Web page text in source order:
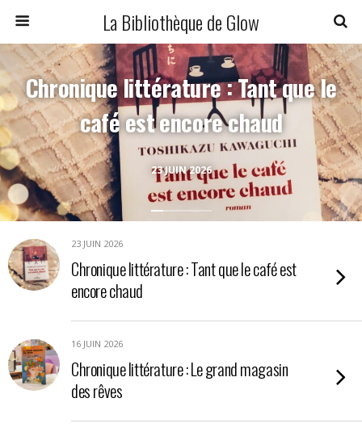
La Bibliothèque de Glow
23 JUIN 2026
Chronique littérature : Tant que le
café est encore chaud
23 JUIN 2026
Chronique littérature : Tant que le café est
encore chaud
16 JUIN 2026
Chronique littérature : Le grand magasin
des rêves